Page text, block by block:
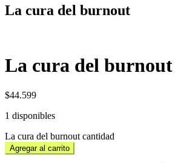
La cura del burnout
La cura del burnout
$44.599
1 disponibles
La cura del burnout cantidad
Agregar al carrito